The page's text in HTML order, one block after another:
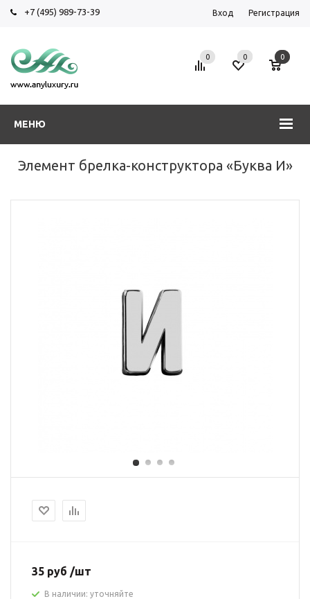
+7 (495) 989-73-39 Вход Регистрация
МЕНЮ
0 0 0
Элемент брелка-конструктора «Буква И»
35 руб /шт
В наличии: уточняйте